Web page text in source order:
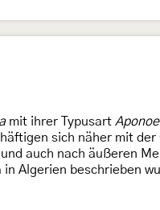
mit ihrer Typusart
sich näher mit der
auch nach äußeren
Algerien beschrieben